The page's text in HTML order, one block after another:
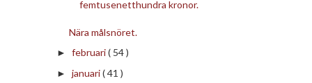
femtusenetthundra kronor.
Nära målsnöret.
► februari( 54 )
► januari( 41 )